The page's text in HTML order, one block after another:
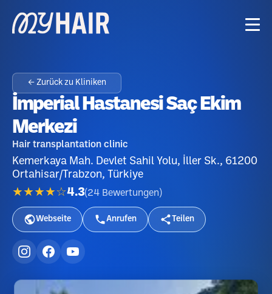
← Zurück zu Kliniken
İmperial Hastanesi Saç Ekim
Merkezi
Hair transplantation clinic
Kemerkaya Mah. Devlet Sahil Yolu, İller Sk., 61200
Ortahisar/Trabzon, Türkiye
★★★★☆4.3(24 Bewertungen )
Webseite Anrufen Teilen